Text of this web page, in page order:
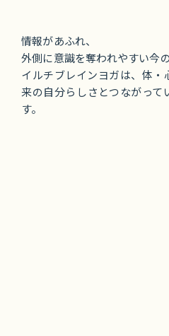
情報があふれ、
外側に意識を奪われやすい今の
イルチブレインヨガは、体
来の自分らしさとつながっ
す。